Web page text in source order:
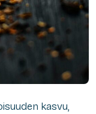
kasvu,